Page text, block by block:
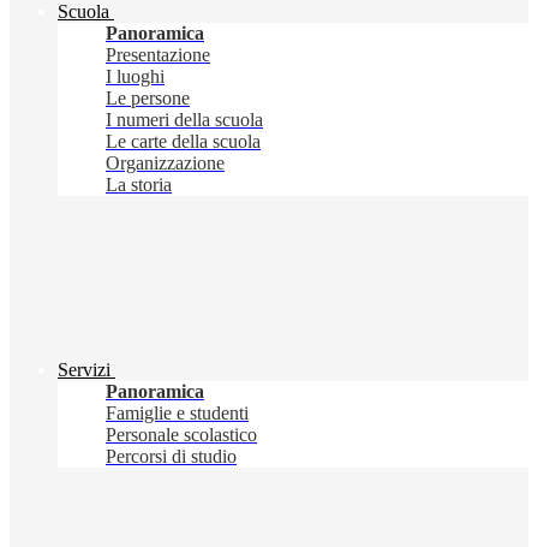
Scuola
Panoramica
Presentazione
I luoghi
Le persone
I numeri della scuola
Le carte della scuola
Organizzazione
La storia
Servizi
Panoramica
Famiglie e studenti
Personale scolastico
Percorsi di studio